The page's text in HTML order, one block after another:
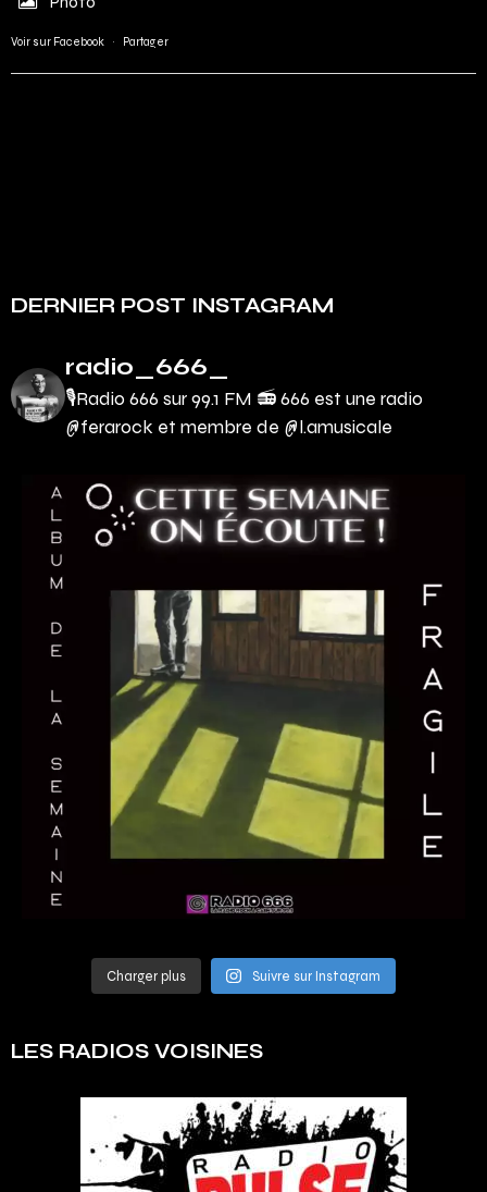
Voir sur Facebook · Partager
DERNIER POST INSTAGRAM
radio_666_
🎙Radio 666 sur 99.1 FM 📻666 est une radio
@ferarock et membre de @l.amusicale
Charger plus Suivre sur Instagram
LES RADIOS VOISINES